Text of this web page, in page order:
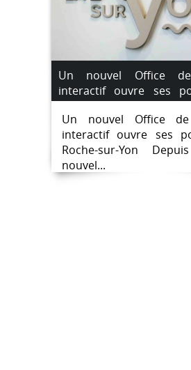
Un nouvel Office
interactif ouvre ses
Napoléon, à La
Un nouvel Office de
interactif ouvre ses
Roche-sur-Yon
nouvel...